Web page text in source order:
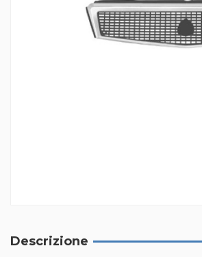
Descrizione